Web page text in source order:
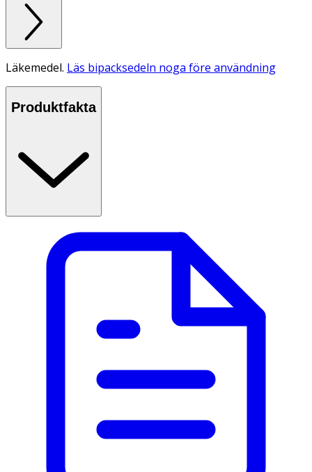
Läkemedel. Läs bipacksedeln noga före användning
Produktfakta